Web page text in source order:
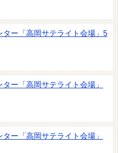
ー「高岡サテライト会場」5
ー「高岡サテライト会場」
ー「高岡サテライト会場」